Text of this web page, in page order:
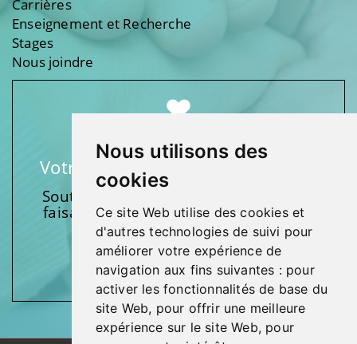
Nous utilisons des
cookies
Ce site Web utilise des cookies et
d'autres technologies de suivi pour
améliorer votre expérience de
navigation aux fins suivantes : pour
activer les fonctionnalités de base du
site Web, pour offrir une meilleure
expérience sur le site Web, pour
Carrières
Enseignement et Recherche
Stages
Nous joindre
Votre soutien fait une différence
Soutenez l’une de nos fondations en
faisant un don et en participant aux
activités.
Donnez généreusement!